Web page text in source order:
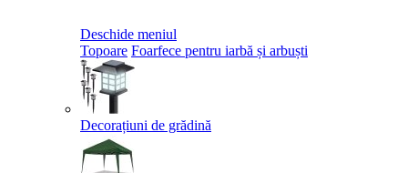
Deschide meniul
Topoare Foarfece pentru iarbă și arbuști
Decorațiuni de grădină